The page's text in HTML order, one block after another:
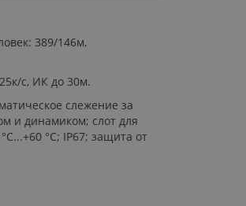
389/146м,
с, ИК до 30м.
слежение за
и динамиком; слот для
°C; IP67; защита от